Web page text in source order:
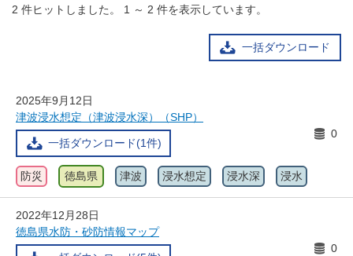
2 件ヒットしました。 1 ～ 2 件を表示しています。
一括ダウンロード
2025年9月12日
津波浸水想定（津波浸水深）（SHP）
一括ダウンロード(1件)
0
防災 徳島県 津波 浸水想定 浸水深 浸水
2022年12月28日
徳島県水防・砂防情報マップ
0